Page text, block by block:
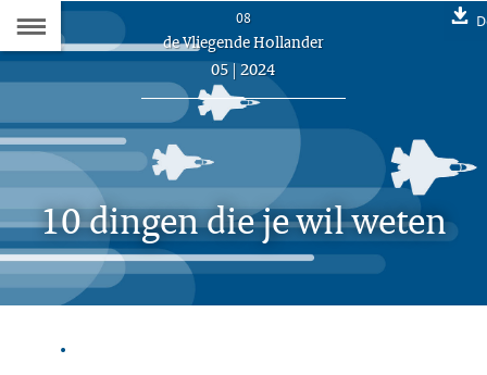
08
Dit
artikel
hoort
bij:
de Vliegende Hollander
05 | 2024
10 dingen die je wil weten
.
de
Inhoudsopgave